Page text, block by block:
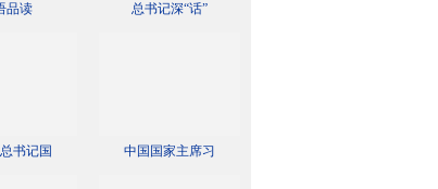
品读 总书记深“话”
书记国 中国国家主席习